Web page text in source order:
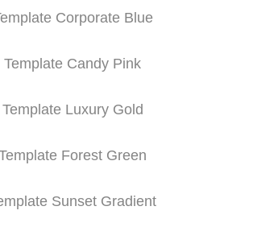
Corporate Blue
Template Candy Pink
Template Luxury Gold
Forest Green
Sunset Gradient